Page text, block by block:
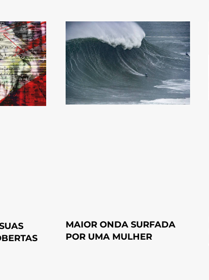
MAIOR ONDA SURFADA
POR UMA MULHER